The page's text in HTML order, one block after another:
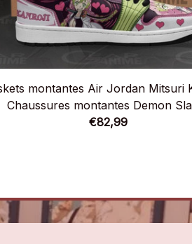
montantes Air Jordan Mitsuri
Chaussures montantes Demon
€82,99